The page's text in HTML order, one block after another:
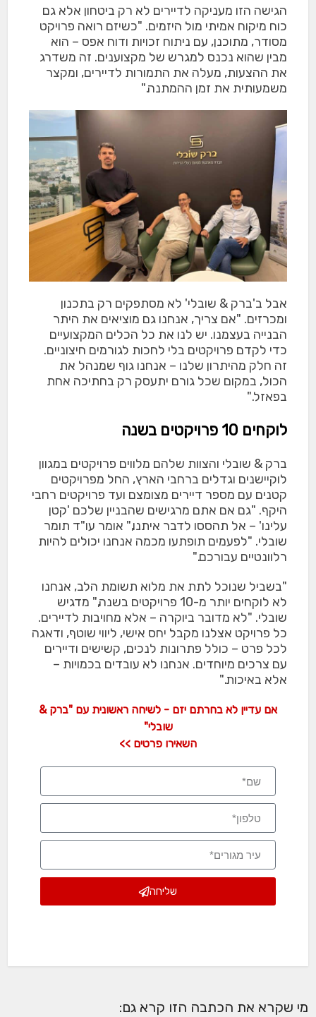
הגישה הזו מעניקה לדיירים לא רק ביטחון אלא גם
כוח מיקוח אמיתי מול היזמים. "כשיזם רואה פרויקט
מסודר, מתוכנן, עם ניתוח זכויות ודוח אפס – הוא
מבין שהוא נכנס למגרש של מקצוענים. זה משדרג
את ההצעות, מעלה את התמורות לדיירים, ומקצר
משמעותית את זמן ההמתנה."
אבל ב'ברק & שובלי' לא מסתפקים רק בתכנון
ומכרזים. "אם צריך, אנחנו גם מוציאים את היתר
הבנייה בעצמנו. יש לנו את כל הכלים המקצועיים
כדי לקדם פרויקטים בלי לחכות לגורמים חיצוניים.
זה חלק מהיתרון שלנו – אנחנו גוף שמנהל את
הכול, במקום שכל גורם יתעסק רק בחתיכה אחת
בפאזל."
לוקחים 10 פרויקטים בשנה
ברק & שובלי והצוות שלהם מלווים פרויקטים במגוון
לוקיישנים וגדלים ברחבי הארץ, החל מפרויקטים
קטנים עם מספר דיירים מצומצם ועד פרויקטים רחבי
היקף. "גם אם אתם מרגישים שהבניין שלכם 'קטן
עלינו' – אל תהססו לדבר איתנו," אומר עו"ד תומר
שובלי. "לפעמים תופתעו מכמה אנחנו יכולים להיות
רלוונטיים עבורכם."
"בשביל שנוכל לתת את מלוא תשומת הלב, אנחנו
לא לוקחים יותר מ-10 פרויקטים בשנה," מדגיש
שובלי. "לא מדובר ביוקרה – אלא מחויבות לדיירים.
כל פרויקט אצלנו מקבל יחס אישי, ליווי שוטף, ודאגה
לכל פרט – כולל פתרונות לנכים, קשישים ודיירים
עם צרכים מיוחדים. אנחנו לא עובדים בכמויות –
אלא באיכות."
אם עדיין לא בחרתם יזם - לשיחה ראשונית עם "ברק &
שובלי"
השאירו פרטים >>
שליחה
מי שקרא את הכתבה הזו קרא גם: